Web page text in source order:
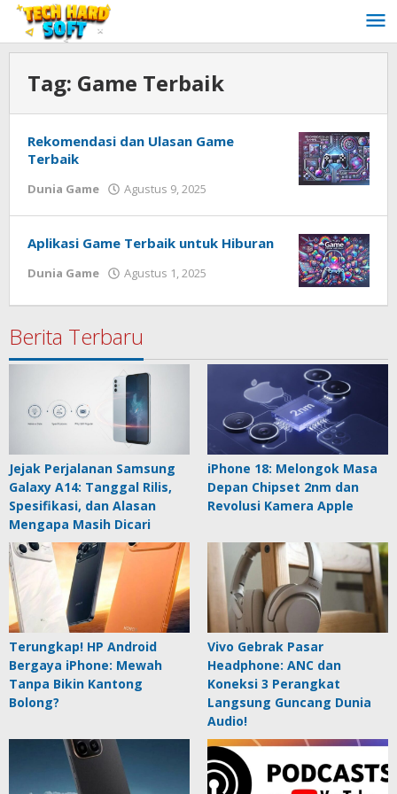
Lewati
konten
Tag: Game Terbaik
Rekomendasi dan Ulasan Game
Terbaik
Dunia Game Agustus 9, 2025
Techhardsoft
Aplikasi Game Terbaik untuk Hiburan
Dunia Game Agustus 1, 2025
Techhardsoft
Berita Terbaru
Jejak Perjalanan Samsung
Galaxy A14: Tanggal Rilis,
Spesifikasi, dan Alasan
Mengapa Masih Dicari
iPhone 18: Melongok Masa
Depan Chipset 2nm dan
Revolusi Kamera Apple
Terungkap! HP Android
Bergaya iPhone: Mewah
Tanpa Bikin Kantong
Bolong?
Vivo Gebrak Pasar
Headphone: ANC dan
Koneksi 3 Perangkat
Langsung Guncang Dunia
Audio!